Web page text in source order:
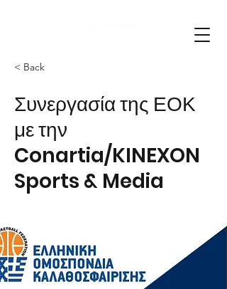
< Back
Συνεργασία της ΕΟΚ
με την
Conartia/KINEXON
Sports & Media